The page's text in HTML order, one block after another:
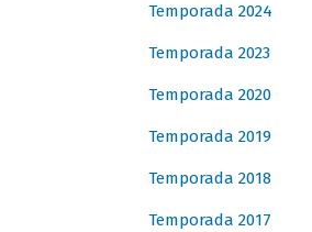
Temporada 2024
Temporada 2023
Temporada 2020
Temporada 2019
Temporada 2018
Temporada 2017